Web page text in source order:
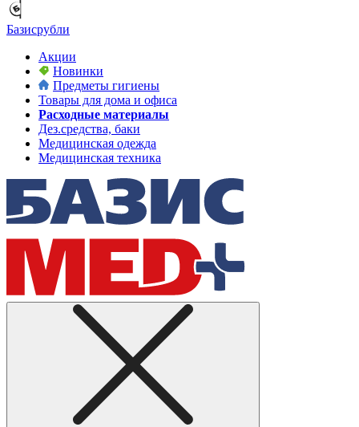
Базисрубли
Акции
Новинки
Предметы гигиены
Товары для дома и офиса
Расходные материалы
Дез.средства, баки
Медицинская одежда
Медицинская техника